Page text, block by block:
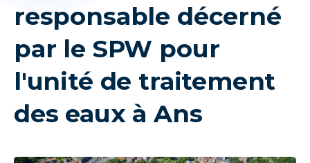
responsable décerné
par le SPW pour
l'unité de traitement
des eaux à Ans